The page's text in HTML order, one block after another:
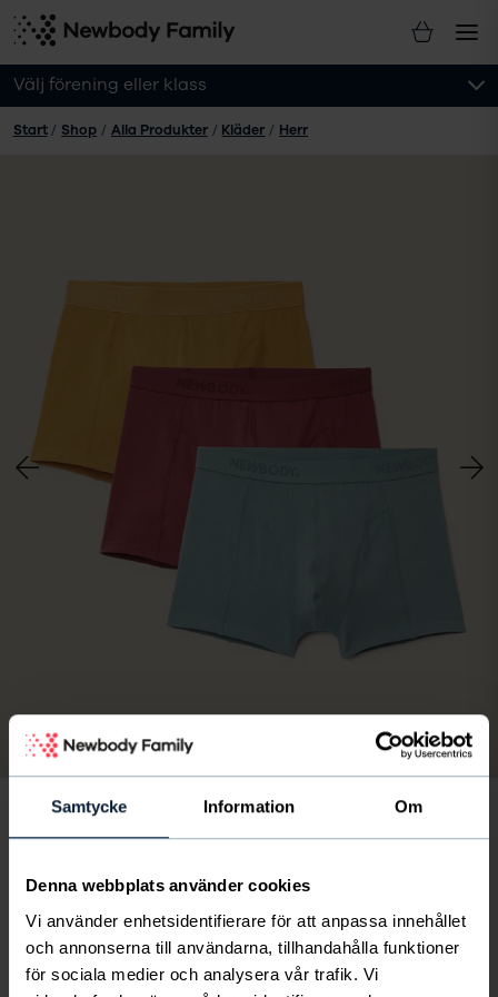
Samtycke Information Om
Denna webbplats använder cookies
Vi använder enhetsidentifierare för att anpassa innehållet
och annonserna till användarna, tillhandahålla funktioner
för sociala medier och analysera vår trafik. Vi
Välj förening eller klass
Start / Shop / Alla Produkter / Kläder / Herr
Bild
av
/8
22€
finskt föreningsliv får 6 € per paket
En av våra klassiska och prisvärda boxerkalsonger i